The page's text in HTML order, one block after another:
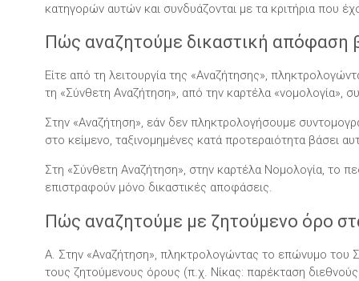
κατηγορών αυτών και συνδυάζονται με τα κριτήρια που
Πώς αναζητούμε δικαστική απόφαση
Είτε από τη λειτουργία της «Αναζήτησης»,
τη «Σύνθετη Αναζήτηση», από την καρτέλα «νομολογία»,
Στην «Αναζήτηση», εάν δεν πληκτρολογήσουμε
στο κείμενο, ταξινομημένες κατά προτεραιότητα βάσει
Στη «Σύνθετη Αναζήτηση», στην καρτέλα Νομολογία, το
επιστραφούν μόνο δικαστικές αποφάσεις.
Πώς αναζητούμε με ζητούμενο όρο
Α. Στην «Αναζήτηση», πληκτρολογώντας το επώνυμο του
τους ζητούμενους όρους (π.χ. Νίκας: παρέκταση